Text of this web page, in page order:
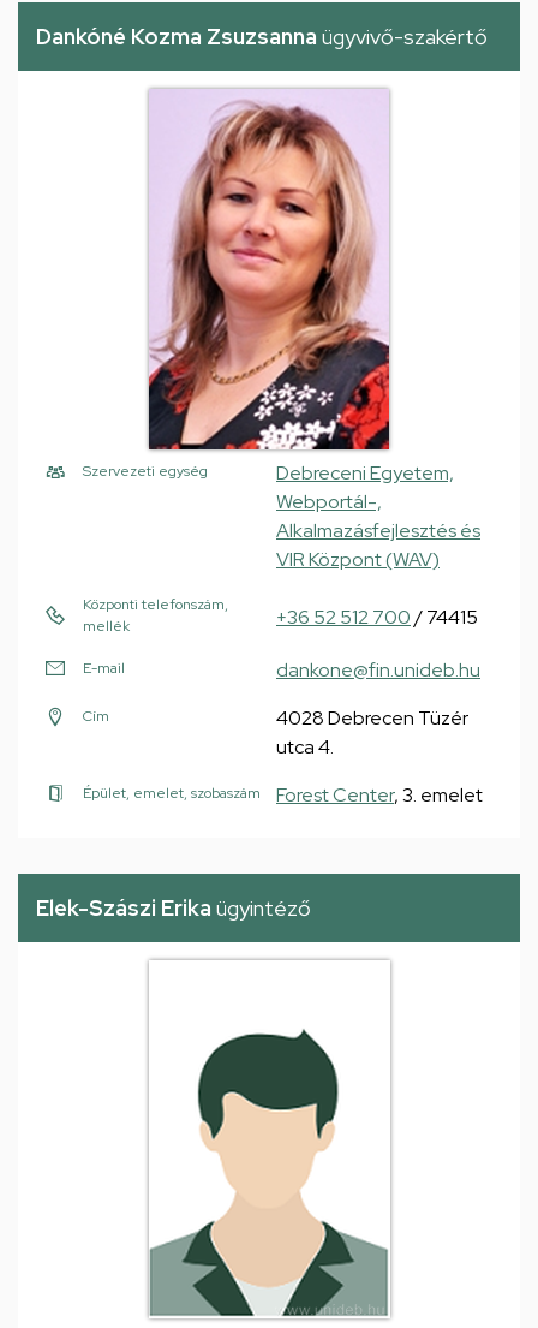
Dankóné Kozma Zsuzsanna ügyvivő-szakértő
Szervezeti egység
Debreceni Egyetem,
Webportál-,
Alkalmazásfejlesztés és
VIR Központ (WAV)
Központi telefonszám,
mellék
+36 52 512 700/ 74415
E-mail dankone@fin.unideb.hu
Cím
4028 Debrecen Tüzér
utca 4.
Épület, emelet, szobaszám Forest Center, 3. emelet
Elek-Szászi Erika ügyintéző